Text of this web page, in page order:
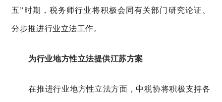
五”时期，税务师行业将积极会同有关部门研究论证、
分步推进行业立法工作。
为行业地方性立法提供江苏方案
在推进行业地方性立法方面，中税协将积极支持各